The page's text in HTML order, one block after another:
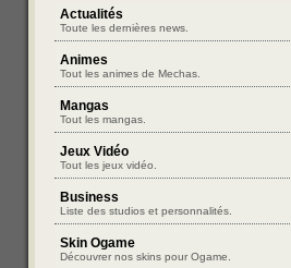
Actualités
Toute les dernières news.
Animes
Tout les animes de Mechas.
Mangas
Tout les mangas.
Jeux Vidéo
Tout les jeux vidéo.
Business
Liste des studios et personnalités.
Skin Ogame
Découvrer nos skins pour Ogame.